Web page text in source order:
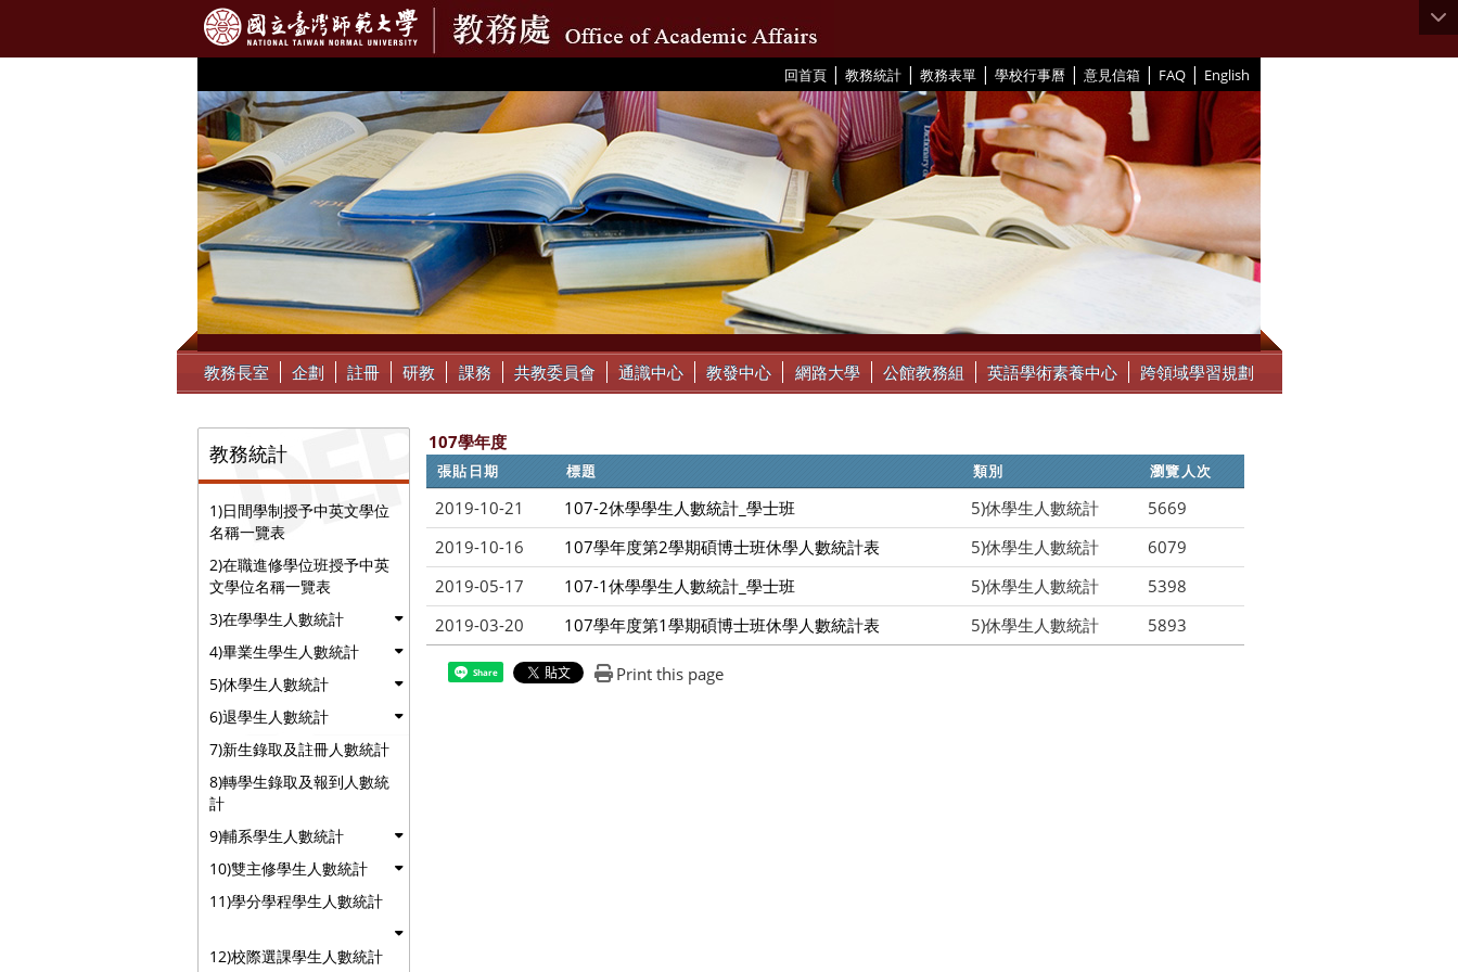
回首頁 | 教務統計 | 教務表單 | 學校行事曆 | 意見信箱 | FAQ | English
::: 教務長室 企劃 註冊 研教 課務 共教委員會 通識中心 教發中心 網路大學 公館教務組 英語學術素養中心 跨領域學習規劃
教務統計
1)日間學制授予中英文學位
名稱一覽表
2)在職進修學位班授予中英
文學位名稱一覽表
3)在學學生人數統計
4)畢業生學生人數統計
5)休學生人數統計
6)退學生人數統計
7)新生錄取及註冊人數統計
8)轉學生錄取及報到人數統
計
9)輔系學生人數統計
10)雙主修學生人數統計
11)學分學程學生人數統計
12)校際選課學生人數統計
107學年度
張貼日期 標題 類別 瀏覽人次
2019-10-21 107-2休學學生人數統計_學士班 5)休學生人數統計
5669
2019-10-16
107學年度第2學期碩博士班休學人數統計表 5)休學生人數統計
6079
2019-05-17
107-1休學學生人數統計_學士班 5)休學生人數統計
5398
2019-03-20
107學年度第1學期碩博士班休學人數統計表 5)休學生人數統計 5893
Share Print this page